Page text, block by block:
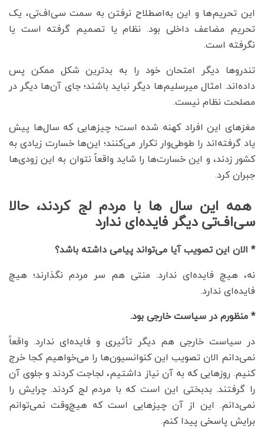
این تحریم‌ها و این به‌اصطلاح نرفتن به سمت سی‌اف‌تی، یک
تحریم مضاعف داخلی بود. نظام یا تصمیم گرفته است یا
نگرفته است.
تندروها دیگر امتحان خود را به بدترین شکل ممکن پس
داده‌اند. امثال میرسلیم‌ها دیگر نباید باشند؛ جای آن‌ها دیگر در
مصلحت نظام نیست.
مغزهای این افراد کهنه شده است؛ چیزهایی که سال‌ها پیش
یاد گرفته‌اند را طوطی‌وار تکرار می‌کنند؛ این‌ها خسارت زیادی به
کشور زدند، و این خسارت‌ها را شاید واقعاً نتوان به این زودی‌ها
جبران کرد.
همه این سال ها با مردم لج کردند، حالا
سی‌اف‌تی دیگر فایده‌ای ندارد
* الان این تصویب آیا می‌تواند پیامی داشته باشد؟
نه، هیچ فایده‌ای ندارد. منتی هم سر مردم نگذارند؛ هیچ
فایده‌ای ندارد.
* منظورم در سیاست خارجی بود.
در سیاست خارجی هم دیگر تأثیری و فایده‌ای ندارد. واقعاً
نمی‌دانم الان تصویب این کنوانسیون‌ها را می‌خواهیم کجا خرج
کنیم. روزهایی که به آن نیاز داشتیم، لجاجت کردند و جلوی آن
را گرفتند. بدبختی این است که با مردم لج کردند. چرایش را
نمی‌دانم. این از آن چیزهایی است که هیچ‌وقت نمی‌توانم
برایش پاسخی پیدا کنم.